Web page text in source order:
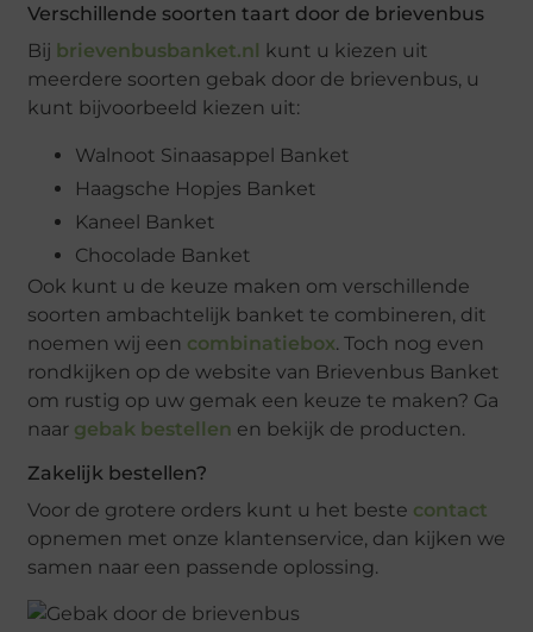
Verschillende soorten taart door de brievenbus
Bij brievenbusbanket.nl kunt u kiezen uit
meerdere soorten gebak door de brievenbus, u
kunt bijvoorbeeld kiezen uit:
Walnoot Sinaasappel Banket
Haagsche Hopjes Banket
Kaneel Banket
Chocolade Banket
Ook kunt u de keuze maken om verschillende
soorten ambachtelijk banket te combineren, dit
noemen wij een combinatiebox. Toch nog even
rondkijken op de website van Brievenbus Banket
om rustig op uw gemak een keuze te maken? Ga
naar gebak bestellen en bekijk de producten.
Zakelijk bestellen?
Voor de grotere orders kunt u het beste contact
opnemen met onze klantenservice, dan kijken we
samen naar een passende oplossing.